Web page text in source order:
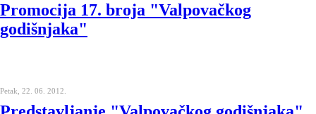
Promocija 17. broja "Valpovačkog
godišnjaka"
Petak, 22. 06. 2012.